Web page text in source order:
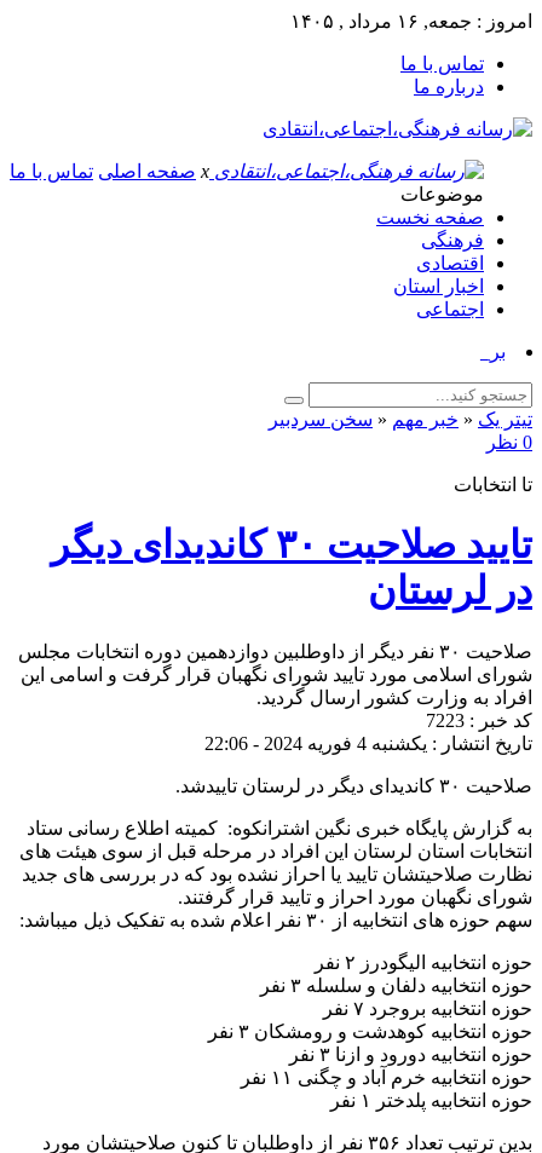
امروز : جمعه, ۱۶ مرداد , ۱۴۰۵
تماس با ما
درباره ما
x صفحه اصلی تماس با ما
موضوعات
صفحه نخست
فرهنگی
اقتصادی
اخبار استان
اجتماعی
برگزاری _
تیتر یک « خبر مهم « سخن سردبیر
0 نظر
تا انتخابات
تایید صلاحیت ۳۰ کانديدای دیگر
در لرستان
صلاحیت ۳۰ نفر دیگر از داوطلبین دوازدهمین دوره انتخابات مجلس
شورای اسلامی مورد تایید شورای نگهبان قرار گرفت و اسامی این
افراد به وزارت کشور ارسال گردید.
کد خبر : 7223
تاریخ انتشار : یکشنبه 4 فوریه 2024 - 22:06
صلاحیت ۳۰ کانديدای دیگر در لرستان تاییدشد.
به گزارش‌ پایگاه خبری نگین اشترانکوه: کمیته اطلاع رسانی ستاد
انتخابات استان لرستان این افراد در مرحله قبل از سوی هیئت های
نظارت صلاحیتشان تایید یا احراز نشده بود که در بررسی های جدید
شورای نگهبان مورد احراز و تایید قرار گرفتند.
سهم حوزه های انتخابیه از ۳۰ نفر اعلام شده به تفکیک ذیل میباشد:
حوزه انتخابیه الیگودرز ۲ نفر
حوزه انتخابیه دلفان و سلسله ۳ نفر
حوزه انتخابیه بروجرد ۷ نفر
حوزه انتخابیه کوهدشت و رومشکان ۳ نفر
حوزه انتخابیه دورود و ازنا ۳ نفر
حوزه انتخابیه خرم آباد و چگنی ۱۱ نفر
حوزه انتخابیه پلدختر ۱ نفر
بدین ترتیب تعداد ۳۵۶ نفر از داوطلبان تا کنون صلاحیتشان مورد